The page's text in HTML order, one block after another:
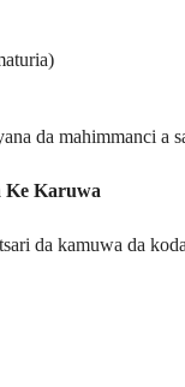
da mahimmanci a
Ke Karuwa
da kamuwa da